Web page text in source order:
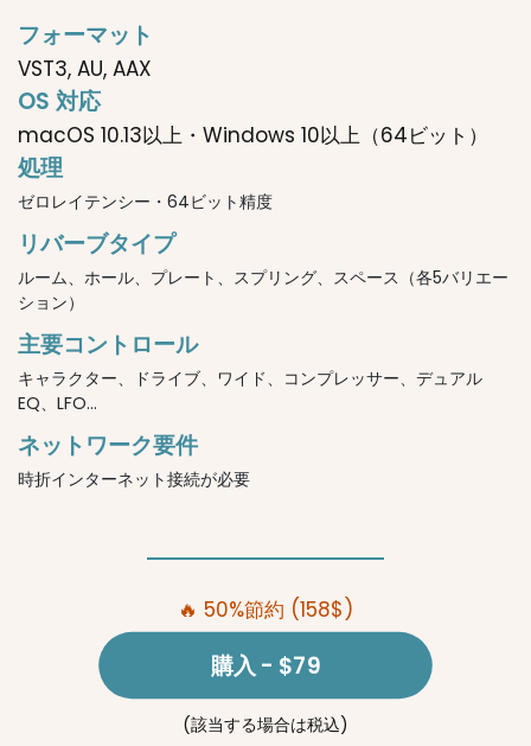
フォーマット
VST3, AU, AAX
OS 対応
macOS 10.13以上・Windows 10以上（64ビット）
処理
ゼロレイテンシー・64ビット精度
リバーブタイプ
ルーム、ホール、プレート、スプリング、スペース（各5バリエー
ション）
主要コントロール
キャラクター、ドライブ、ワイド、コンプレッサー、デュアル
EQ、LFO...
ネットワーク要件
時折インターネット接続が必要
🔥 50%節約 (158$)
購入 - $79
(該当する場合は税込)